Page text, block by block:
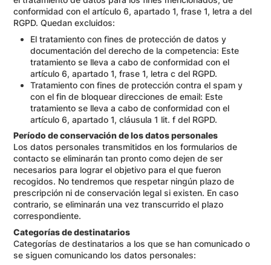
conformidad con el artículo 6, apartado 1, frase 1, letra a del
RGPD. Quedan excluidos:
El tratamiento con fines de protección de datos y
documentación del derecho de la competencia: Este
tratamiento se lleva a cabo de conformidad con el
artículo 6, apartado 1, frase 1, letra c del RGPD.
Tratamiento con fines de protección contra el spam y
con el fin de bloquear direcciones de email: Este
tratamiento se lleva a cabo de conformidad con el
artículo 6, apartado 1, cláusula 1 lit. f del RGPD.
Período de conservación de los datos personales
Los datos personales transmitidos en los formularios de
contacto se eliminarán tan pronto como dejen de ser
necesarios para lograr el objetivo para el que fueron
recogidos. No tendremos que respetar ningún plazo de
prescripción ni de conservación legal si existen. En caso
contrario, se eliminarán una vez transcurrido el plazo
correspondiente.
Categorías de destinatarios
Categorías de destinatarios a los que se han comunicado o
se siguen comunicando los datos personales: